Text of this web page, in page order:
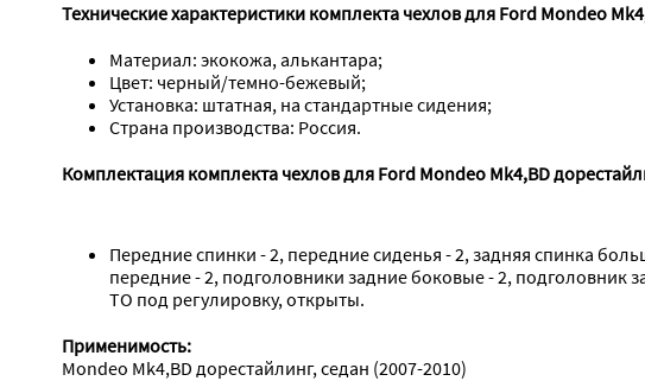
Технические характеристики комплекта чехлов для Ford Mondeo
Материал: экокожа, алькантара;
Цвет: черный/темно-бежевый;
Установка: штатная, на стандартные сидения;
Страна производства: Россия.
Комплектация комплекта чехлов для Ford Mondeo Mk4,BD
Передние спинки - 2, передние сиденья - 2, задняя спинка
передние - 2, подголовники задние боковые - 2, подголовник
ТО под регулировку, открыты.
Применимость:
Mondeo Mk4,BD дорестайлинг, седан (2007-2010)